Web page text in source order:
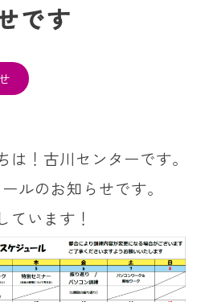
です
は！古川センターです。
ルのお知らせです。
ています！